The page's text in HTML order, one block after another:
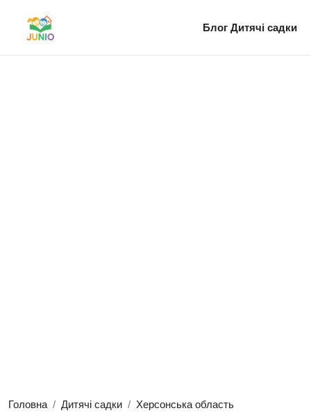
Блог Дитячі садки
Головна Дитячі садки
Херсонська область